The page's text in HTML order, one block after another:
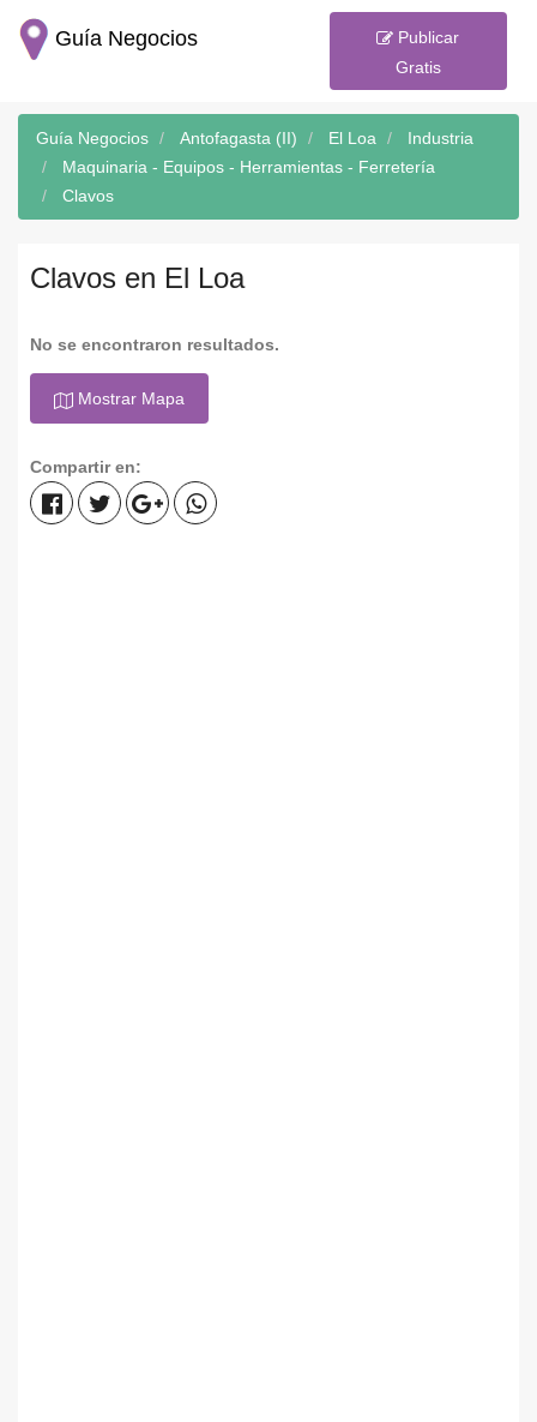
Guía Negocios
Publicar
Gratis
Guía Negocios Antofagasta (II) El Loa
Industria
Maquinaria - Equipos - Herramientas - Ferretería
Clavos
Clavos en El Loa
No se encontraron resultados.
Mostrar Mapa
Compartir en: